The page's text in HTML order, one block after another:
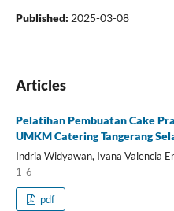
Published: 2025-03-08
Articles
Pelatihan Pembuatan Cake
UMKM Catering Tangerang
Indria Widyawan, Ivana Valencia
1-6
pdf